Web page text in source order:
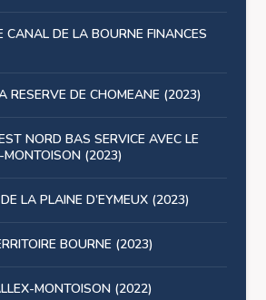
CANAL DE LA BOURNE FINANCES
RESERVE DE CHOMEANE (2023)
NORD BAS SERVICE AVEC LE
MONTOISON (2023)
LA PLAINE D’EYMEUX (2023)
BOURNE (2023)
MONTOISON (2022)